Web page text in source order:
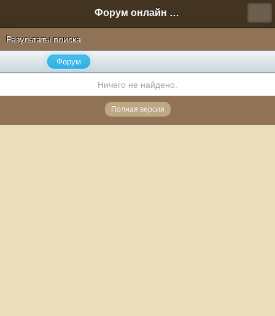
Форум онлайн игры "Новая Эра" (Нюра Биз)
Результаты поиска
Форум
Ничего не найдено.
Полная версия